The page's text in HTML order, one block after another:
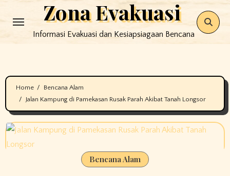
to
Zona Evakuasi
Informasi Evakuasi dan Kesiapsiagaan Bencana
Home
Bencana Alam
Jalan Kampung di Pamekasan Rusak Parah Akibat Tanah Longsor
Bencana Alam